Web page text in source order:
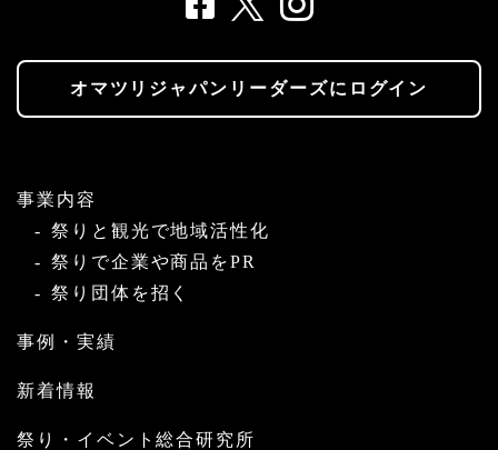
オマツリジャパンリーダーズにログイン
事業内容
祭りと観光で地域活性化
祭りで企業や商品をPR
祭り団体を招く
事例・実績
新着情報
祭り・イベント総合研究所